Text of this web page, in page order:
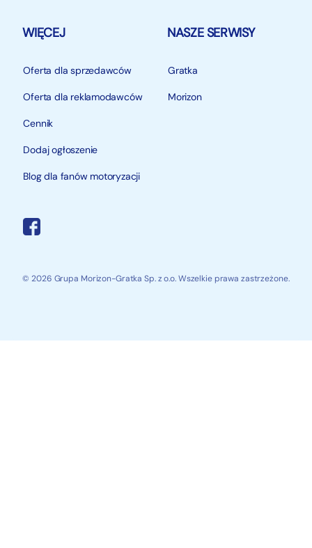
WIĘCEJ
Oferta dla sprzedawców
Oferta dla reklamodawców
Cennik
Dodaj ogłoszenie
Blog dla fanów motoryzacji
NASZE SERWISY
Gratka
Morizon
© 2026 Grupa Morizon-Gratka Sp. z o.o. Wszelkie prawa zastrzeżone.